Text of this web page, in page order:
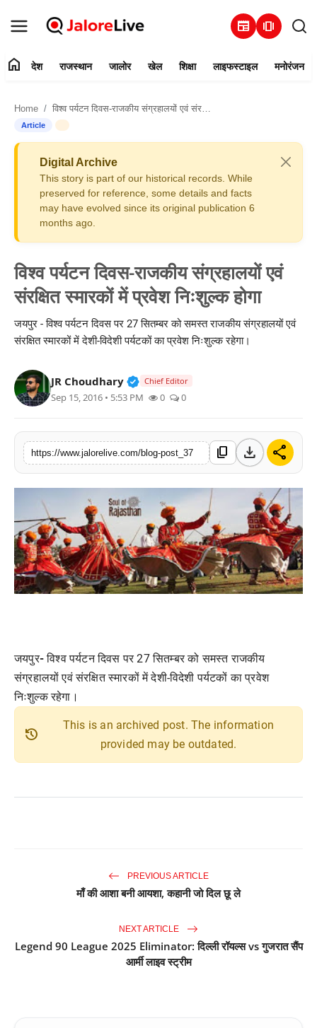
newspaper amp_stories
संपर्क करें
राजस्थान
खेल
शिक्षा
लाइफस्टाइल
मनोरंजन
तकनीक
विशेष
बिज़नेस
home देश राजस्थान जालोर खेल शिक्षा लाइफस्टाइल मनोरंजन
Home विश्व पर्यटन दिवस-राजकीय संग्रहालयों एवं संरक्षित स्मारकों में प्रवेश निःशुल्क होगा
Article
Digital Archive
This story is part of our historical records. While
preserved for reference, some details and facts
may have evolved since its original publication 6
months ago.
विश्व पर्यटन दिवस-राजकीय संग्रहालयों एवं
संरक्षित स्मारकों में प्रवेश निःशुल्क होगा
जयपुर - विश्व पर्यटन दिवस पर 27 सितम्बर को समस्त राजकीय संग्रहालयों एवं
संरक्षित स्मारकों में देशी-विदेशी पर्यटकों का प्रवेश निःशुल्क रहेगा।
JR Choudhary Verified Public Figure • 30 Mar,
Chief Editor
Sep 15, 2016 • 5:53 PM 0 0
https://www.jalorelive.com/blog-post_37 content_copy download share
जयपुर-विश्व पर्यटन दिवस पर27सितम्बर को समस्त राजकीय
संग्रहालयों एवं संरक्षित स्मारकों में देशी-विदेशी पर्यटकों का प्रवेश
निःशुल्क रहेगा।
history
This is an archived post. The information
provided may be outdated.
PREVIOUS ARTICLE
माँ की आशा बनी आयशा, कहानी जो दिल छू ले
NEXT ARTICLE
Legend 90 League 2025 Eliminator: दिल्ली रॉयल्स vs गुजरात सैंप
आर्मी लाइव स्ट्रीम